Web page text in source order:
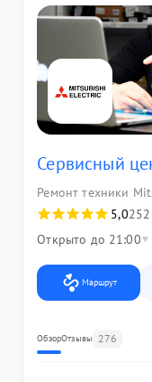
Сервисный
Ремонт техники
5,0
Открыто до 21:00
Маршрут
ОбзорОтзывы 276